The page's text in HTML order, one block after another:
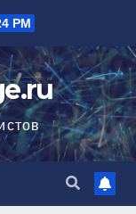
PM